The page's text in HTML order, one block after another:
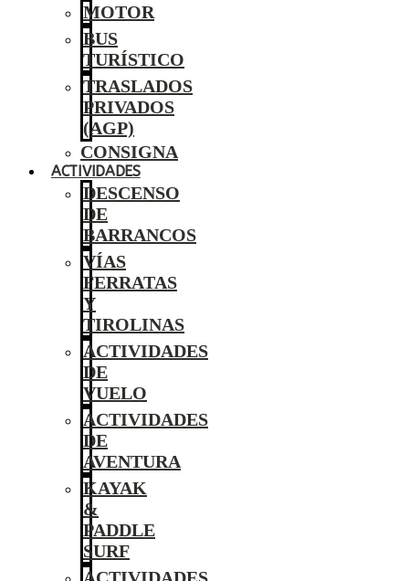
MOTOR
BUS
TURÍSTICO
TRASLADOS
PRIVADOS
(AGP)
CONSIGNA
ACTIVIDADES
DESCENSO
DE
BARRANCOS
VÍAS
FERRATAS
Y
TIROLINAS
ACTIVIDADES
DE
VUELO
ACTIVIDADES
DE
AVENTURA
KAYAK
&
PADDLE
SURF